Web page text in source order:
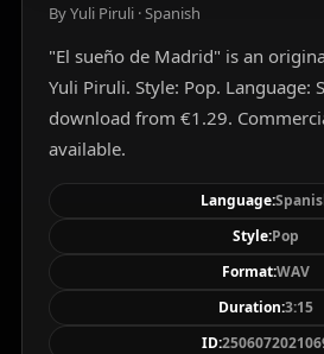
By Yuli Piruli · Spanish
"El sueño de Madrid" is an
Yuli Piruli. Style: Pop. Language:
download from €1.29.
available.
Language:
Style:Pop
Format:WAV
Duration:3:15
ID: